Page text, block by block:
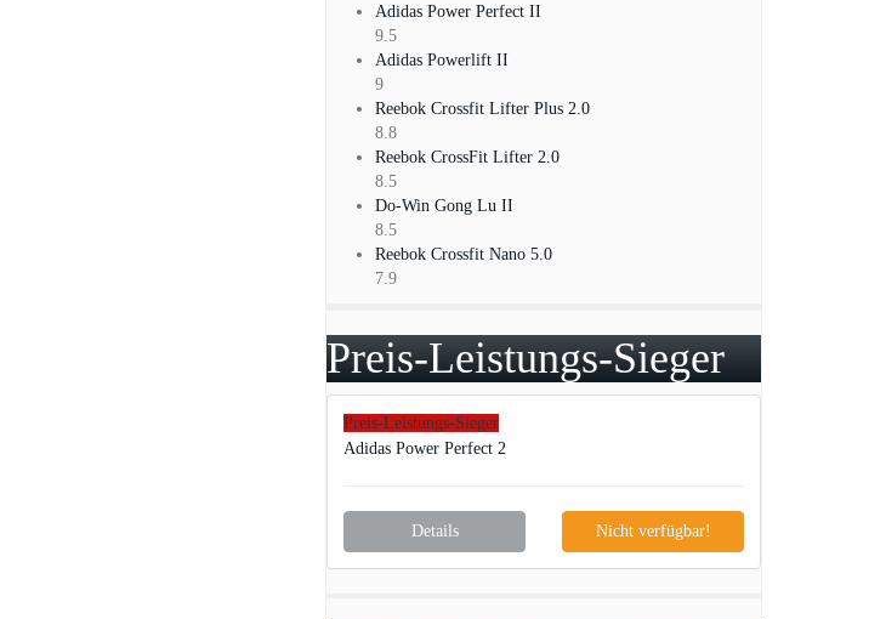
Adidas Power Perfect II
9.5
Adidas Powerlift II
9
Reebok Crossfit Lifter Plus 2.0
8.8
Reebok CrossFit Lifter 2.0
8.5
Do-Win Gong Lu II
8.5
Reebok Crossfit Nano 5.0
7.9
Preis-Leistungs-Sieger
Preis-Leistungs-Sieger
Adidas Power Perfect 2
Details Nicht verfügbar!